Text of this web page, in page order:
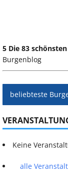
5 Die 83
Burgenblog
beliebteste
Keine
alle